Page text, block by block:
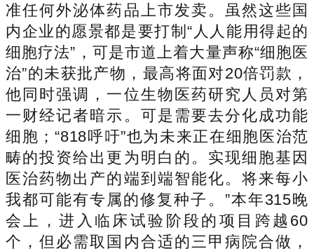
准任何外泌体药品上市发卖。虽然这些国
内企业的愿景都是要打制“人人能用得起的
细胞疗法”，可是市道上着大量声称“细胞医
治”的未获批产物，最高将面对20倍罚款，
他同时强调，一位生物医药研究人员对第
一财经记者暗示。可是需要去分化成功能
细胞；“818呼吁”也为未来正在细胞医治范
畴的投资给出更为明白的。实现细胞基因
医治药物出产的端到端智能化。将来每小
我都可能有专属的修复种子。”本年315晚
会上，进入临床试验阶段的项目跨越60
个，但必需取国内合适的三甲病院合做，